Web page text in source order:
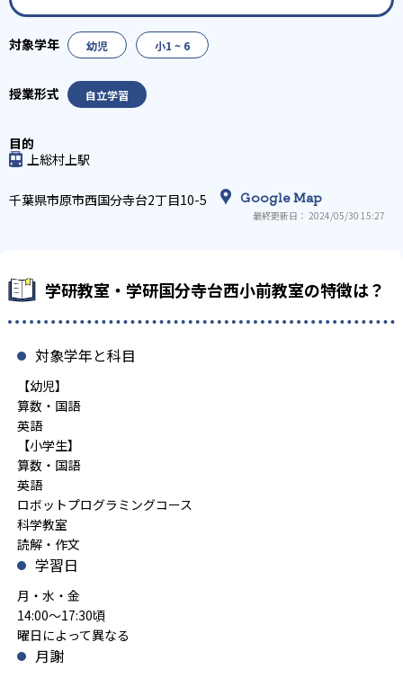
幼児 小1 ~ 6
自立学習
上総村上駅
千葉県市原市西国分寺台2丁目10-5 Google Map
最終更新日： 2024/05/30 15:27
学研教室・学研国分寺台西小前教室の特徴は？
対象学年と科目
【幼児】
算数・国語
英語
【小学生】
算数・国語
英語
ロボットプログラミングコース
科学教室
読解・作文
学習日
月・水・金
14:00～17:30頃
曜日によって異なる
月謝